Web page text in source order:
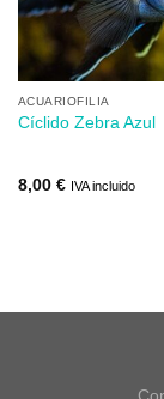
ACUARIOFILIA
Cíclido Zebra Azul
8,00 € IVA incluido